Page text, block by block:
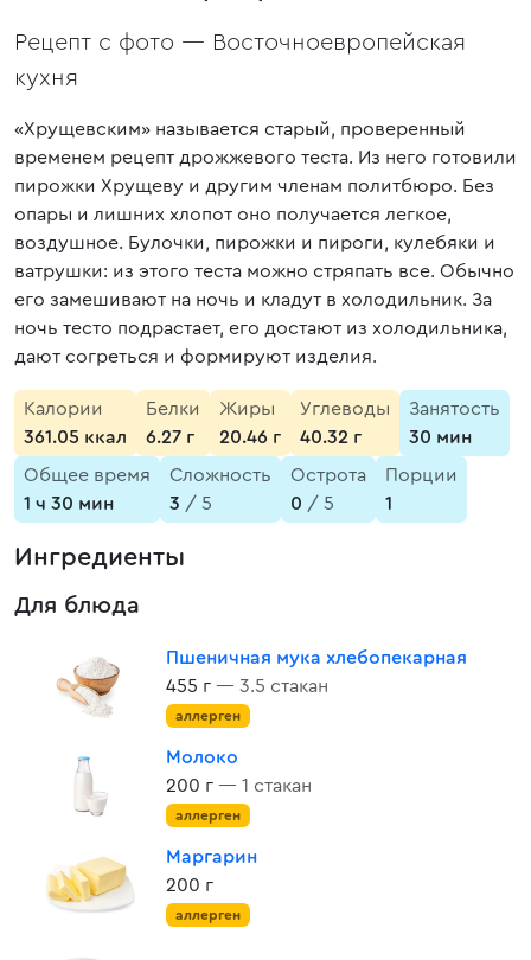
Рецепт с фото — Восточноевропейская
кухня
«Хрущевским» называется старый, проверенный
временем рецепт дрожжевого теста. Из него готовили
пирожки Хрущеву и другим членам политбюро. Без
опары и лишних хлопот оно получается легкое,
воздушное. Булочки, пирожки и пироги, кулебяки и
ватрушки: из этого теста можно стряпать все. Обычно
его замешивают на ночь и кладут в холодильник. За
ночь тесто подрастает, его достают из холодильника,
дают согреться и формируют изделия.
Калории
361.05 ккал
Белки
6.27 г
Жиры
20.46 г
Углеводы
40.32 г
Занятость
30 мин
Общее время
1 ч 30 мин
Сложность
3 / 5
Острота
0 / 5
Порции
1
Ингредиенты
Для блюда
Пшеничная мука хлебопекарная
455 г — 3.5 стакан
аллерген
Молоко
200 г — 1 стакан
аллерген
Маргарин
200 г
аллерген